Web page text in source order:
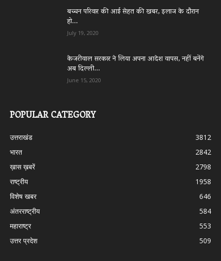
बच्चन परिवार की आई सेहत की खबर, इलाज के दौरान
हो...
July 19, 2020
केजरीवाल सरकार ने लिया अपना आदेश वापस, नहीं बनेंगे
अब दिल्ली...
June 15, 2020
POPULAR CATEGORY
उत्तराखंड
3812
भारत
2842
ख़ास ख़बरें
2798
राष्ट्रीय
1958
विशेष खबर
646
अंतरराष्ट्रीय
584
महाराष्ट्र
553
उत्तर प्रदेश
509